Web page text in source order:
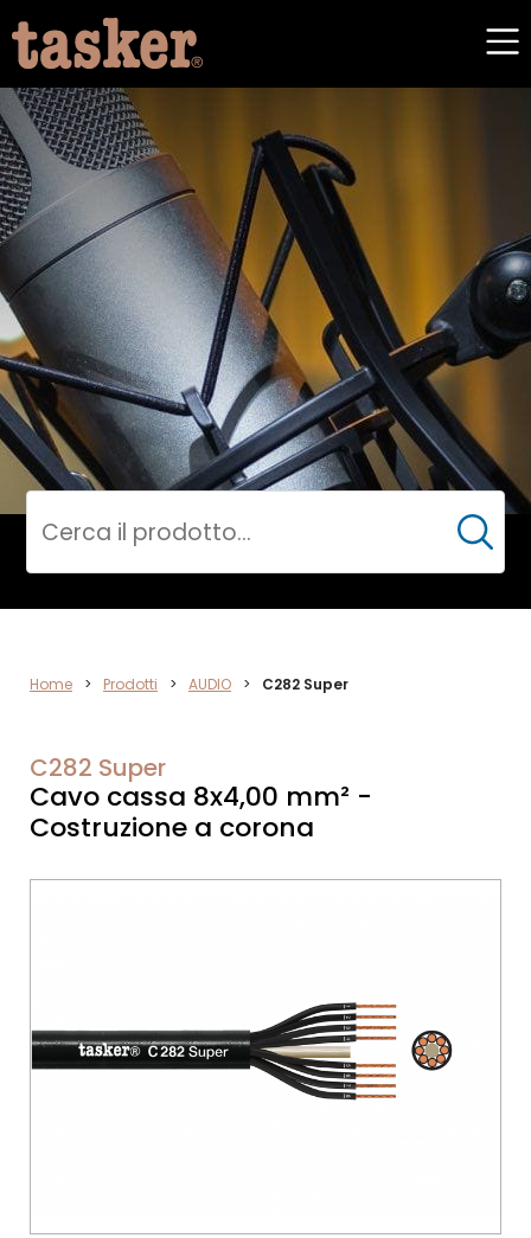
AUDIO
Cerca
Home > Prodotti > AUDIO > C282 Super
C282 Super
Cavo cassa 8x4,00 mm² -
Costruzione a corona